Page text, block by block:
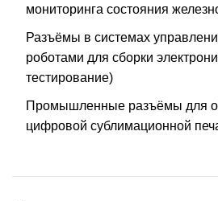
мониторинга состояния
Разъёмы в системах
роботами для сборки
тестирование)
Промышленные разъёмы для
цифровой сублимационной